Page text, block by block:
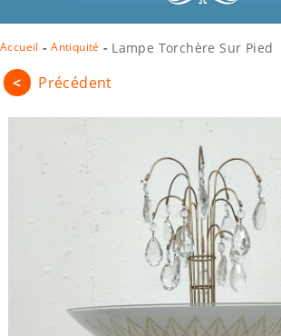
Accueil - Antiquité - Lampe Torchère Sur Pied
< Précédent